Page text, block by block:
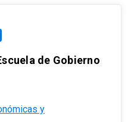
de Gobierno
y